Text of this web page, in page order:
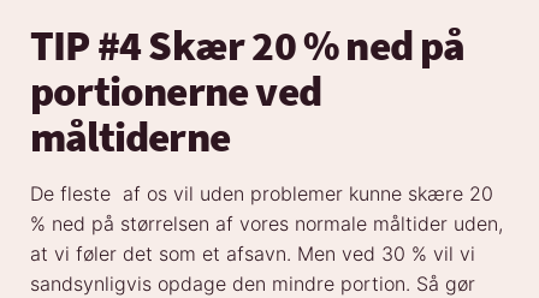
TIP #4 Skær 20 % ned på
portionerne ved
måltiderne
De fleste af os vil uden problemer kunne skære 20
% ned på størrelsen af vores normale måltider uden,
at vi føler det som et afsavn. Men ved 30 % vil vi
sandsynligvis opdage den mindre portion. Så gør